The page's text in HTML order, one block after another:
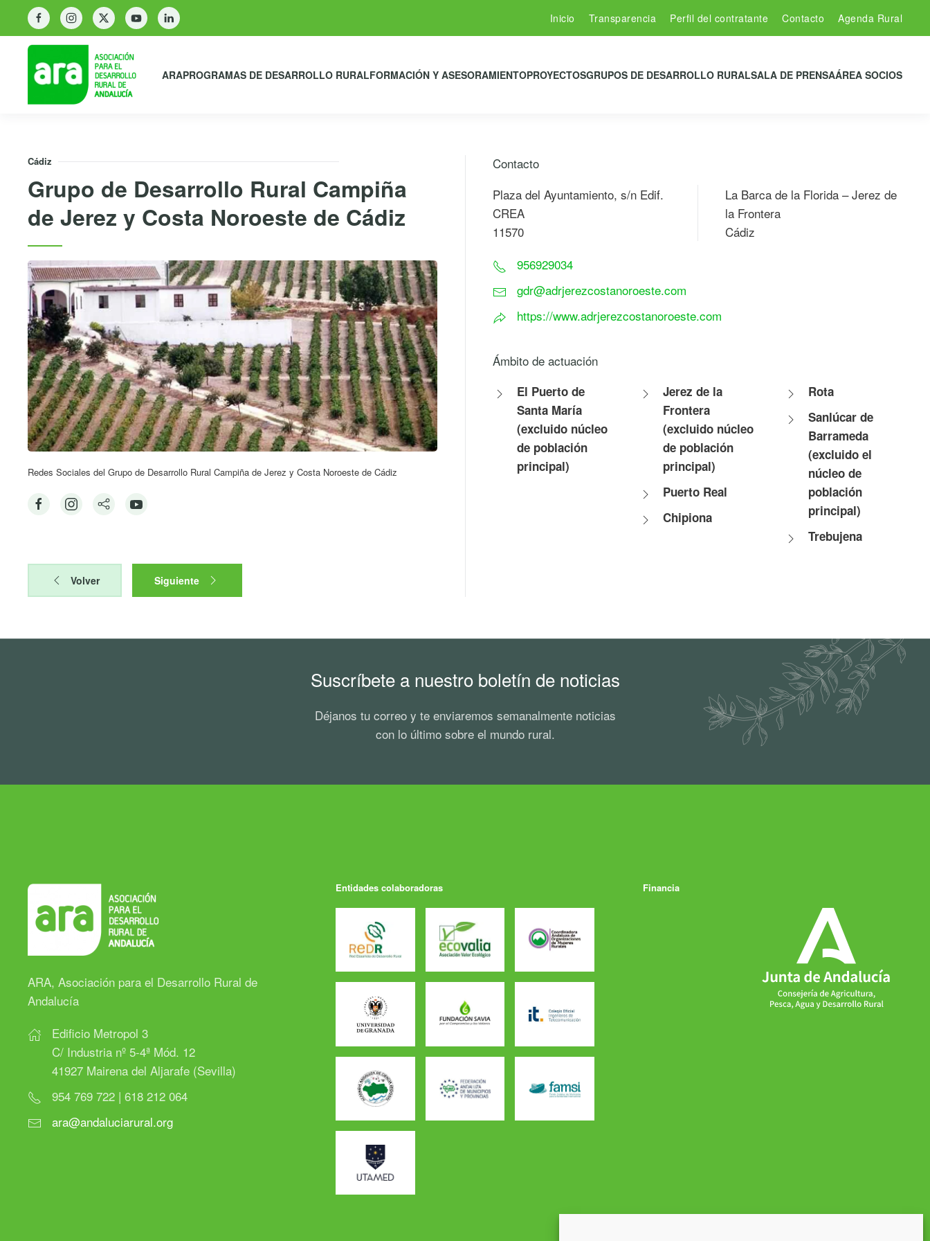
Inicio Transparencia Perfil del contratante Contacto Agenda Rural
ARAPROGRAMAS DE DESARROLLO RURALFORMACIÓN Y ASESORAMIENTOPROYECTOSGRUPOS DE DESARROLLO RURALSALA DE PRENSAÁREA SOCIOS
Cádiz
Grupo de Desarrollo Rural Campiña
de Jerez y Costa Noroeste de Cádiz
Redes Sociales del Grupo de Desarrollo Rural Campiña de Jerez y Costa Noroeste de Cádiz
Volver Siguiente
Contacto
Plaza del Ayuntamiento, s/n Edif.
CREA
11570
La Barca de la Florida – Jerez de
la Frontera
Cádiz
956929034
gdr@adrjerezcostanoroeste.com
https://www.adrjerezcostanoroeste.com
Ámbito de actuación
El Puerto de
Santa María
(excluido núcleo
de población
principal)
Jerez de la
Frontera
(excluido núcleo
de población
principal)
Puerto Real
Chipiona
Rota
Sanlúcar de
Barrameda
(excluido el
núcleo de
población
principal)
Trebujena
Suscríbete a nuestro boletín de noticias
Déjanos tu correo y te enviaremos semanalmente noticias
con lo último sobre el mundo rural.
ARA, Asociación para el Desarrollo Rural de
Andalucía
Edificio Metropol 3
C/ Industria nº 5-4ª Mód. 12
41927 Mairena del Aljarafe (Sevilla)
954 769 722 | 618 212 064
ara@andaluciarural.org
Entidades colaboradoras Financia